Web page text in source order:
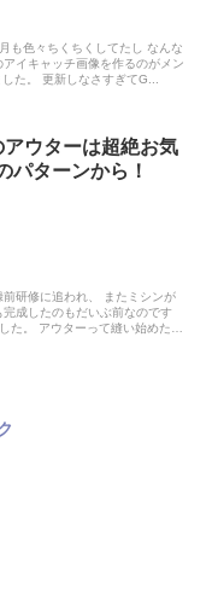
も色々ちくちくしてたし なんな
イキャッチ画像を作るのがメン
た。 更新しなさすぎてG...
ウターは超絶お気
パターンから！
研修に追われ、 またミシンが
成したのもだいぶ前なのです
た。 アウターって縫い始めた